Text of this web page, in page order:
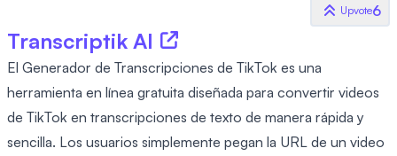
Upvote6
Transcriptik AI
El Generador de Transcripciones de TikTok es una
herramienta en línea gratuita diseñada para convertir videos
de TikTok en transcripciones de texto de manera rápida y
sencilla. Los usuarios simplemente pegan la URL de un video